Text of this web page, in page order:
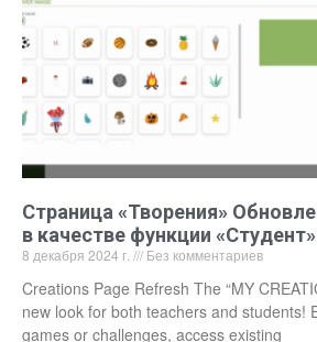
Страница «Творения»
в качестве функции «Студент»
8 декабря 2024 г. Без комментариев
Creations Page Refresh The “MY
new look for both teachers and students!
games or challenges, access existing